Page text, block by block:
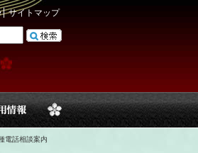
サイトマップ
電話相談案内